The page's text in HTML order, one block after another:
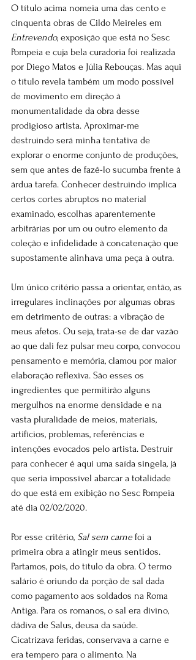
O título acima nomeia uma das cento e
cinquenta obras de Cildo Meireles em
Entrevendo, exposição que está no Sesc
Pompeia e cuja bela curadoria foi realizada
por Diego Matos e Júlia Rebouças. Mas aqui
o título revela também um modo possível
de movimento em direção à
monumentalidade da obra desse
prodigioso artista. Aproximar-me
destruindo será minha tentativa de
explorar o enorme conjunto de produções,
sem que antes de fazê-lo sucumba frente à
árdua tarefa. Conhecer destruindo implica
certos cortes abruptos no material
examinado, escolhas aparentemente
arbitrárias por um ou outro elemento da
coleção e infidelidade à concatenação que
supostamente alinhava uma peça à outra.
Um único critério passa a orientar, então, as
irregulares inclinações por algumas obras
em detrimento de outras: a vibração de
meus afetos. Ou seja, trata-se de dar vazão
ao que dali fez pulsar meu corpo, convocou
pensamento e memória, clamou por maior
elaboração reflexiva. São esses os
ingredientes que permitirão alguns
mergulhos na enorme densidade e na
vasta pluralidade de meios, materiais,
artifícios, problemas, referências e
intenções evocados pelo artista. Destruir
para conhecer é aqui uma saída singela, já
que seria impossível abarcar a totalidade
do que está em exibição no Sesc Pompeia
até dia 02/02/2020.
Por esse critério, Sal sem carne foi a
primeira obra a atingir meus sentidos.
Partamos, pois, do título da obra. O termo
salário é oriundo da porção de sal dada
como pagamento aos soldados na Roma
Antiga. Para os romanos, o sal era divino,
dádiva de Salus, deusa da saúde.
Cicatrizava feridas, conservava a carne e
era tempero para o alimento. Na